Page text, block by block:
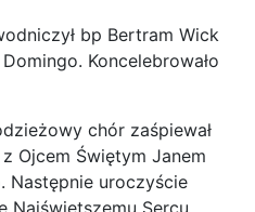
bp Bertram Wick
Koncelebrowało
chór zaśpiewał
Ojcem Świętym Janem
Następnie uroczyście
Najświętszemu Sercu